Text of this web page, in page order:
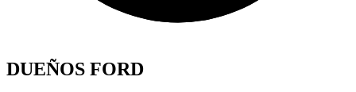
DUEÑOS FORD